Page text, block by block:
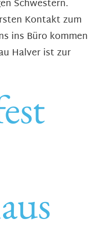
Schwestern.
Kontakt zum
ins Büro kommen
Halver ist zur